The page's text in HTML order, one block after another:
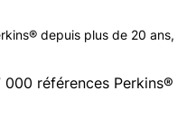
depuis plus de 20 ans,
000 références Perkins®